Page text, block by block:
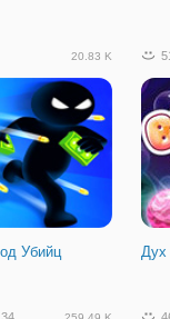
20.83 K
Убийц Дух